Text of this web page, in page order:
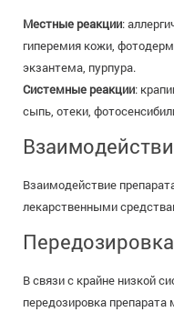
Местные реакции:
гиперемия кожи,
экзантема, пурпура.
Системные реакции:
сыпь, отеки,
Взаимодействие
лекарственными
Передозировка
В связи с крайне низкой
передозировка препарата